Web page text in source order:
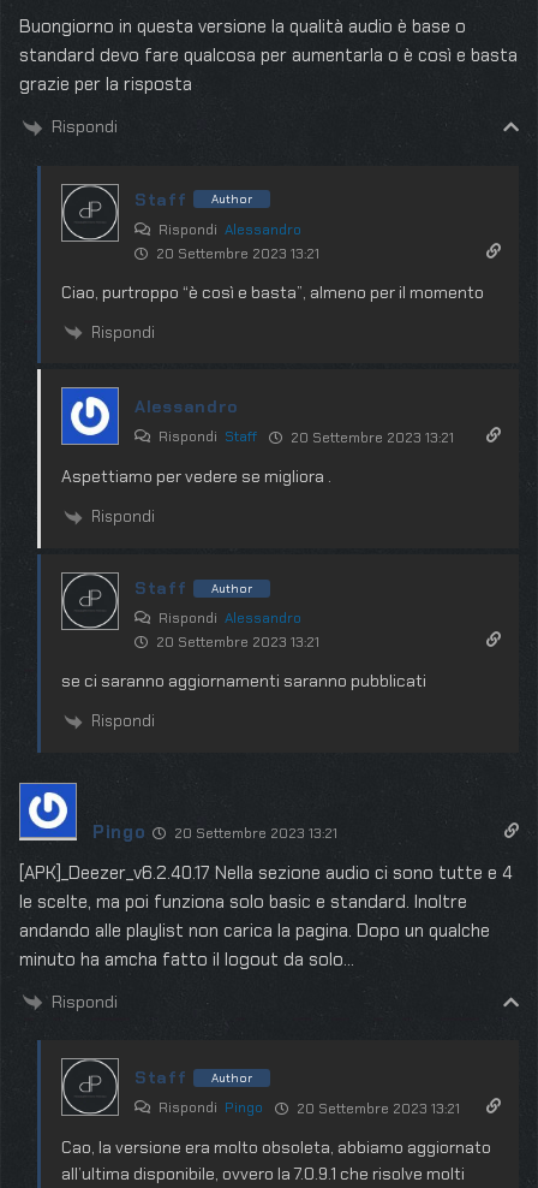
Buongiorno in questa versione la qualità audio è base o
standard devo fare qualcosa per aumentarla o è così e basta
grazie per la risposta
Rispondi
Staff Author
Rispondi Alessandro
20 Settembre 2023 13:21
Ciao, purtroppo “è così e basta”, almeno per il momento
Rispondi
Alessandro
Rispondi Staff 20 Settembre 2023 13:21
Aspettiamo per vedere se migliora .
Rispondi
Staff Author
Rispondi Alessandro
20 Settembre 2023 13:21
se ci saranno aggiornamenti saranno pubblicati
Rispondi
Pingo 20 Settembre 2023 13:21
[APK]_Deezer_v6.2.40.17 Nella sezione audio ci sono tutte e 4
le scelte, ma poi funziona solo basic e standard. Inoltre
andando alle playlist non carica la pagina. Dopo un qualche
minuto ha amcha fatto il logout da solo…
Rispondi
Staff Author
Rispondi Pingo 20 Settembre 2023 13:21
Cao, la versione era molto obsoleta, abbiamo aggiornato
all’ultima disponibile, ovvero la 7.0.9.1 che risolve molti